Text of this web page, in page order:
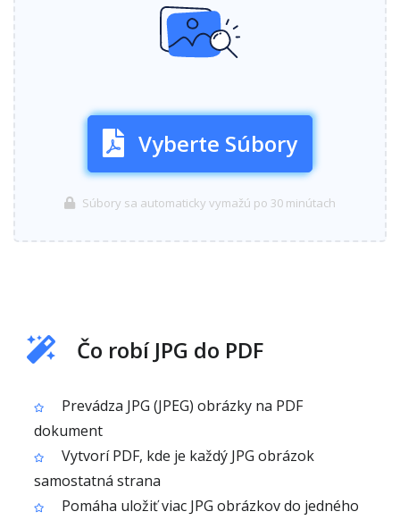
Vyberte Súbory
Súbory sa automaticky vymažú po 30 minútach
Čo robí JPG do PDF
Prevádza JPG (JPEG) obrázky na PDF
dokument
Vytvorí PDF, kde je každý JPG obrázok
samostatná strana
Pomáha uložiť viac JPG obrázkov do jedného